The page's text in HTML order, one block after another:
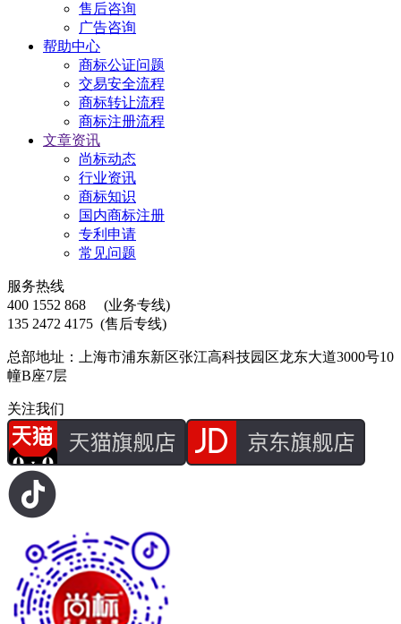
售后咨询
广告咨询
帮助中心
商标公证问题
交易安全流程
商标转让流程
商标注册流程
文章资讯
尚标动态
行业资讯
商标知识
国内商标注册
专利申请
常见问题
服务热线
400 1552 868
(业务专线)
135 2472 4175 (售后专线)
总部地址：上海市浦东新区张江高科技园区龙东大道3000号10
幢B座7层
关注我们